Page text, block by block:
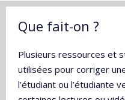
Que fait-on ?
Plusieurs ressources et
utilisées pour corriger
l’étudiant ou l’étudiante